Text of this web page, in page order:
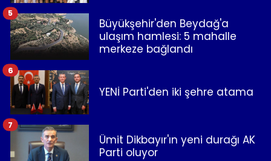
Büyükşehir'den Beydağ'a
ulaşım hamlesi: 5 mahalle
merkeze bağlandı
5
YENİ Parti'den iki şehre atama
6
Ümit Dikbayır'ın yeni durağı AK
Parti oluyor
7